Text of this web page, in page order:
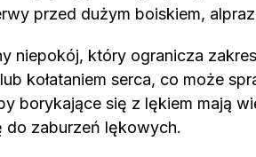
przed dużym boiskiem,
niepokój, który ogranicza
kołataniem serca, co może
borykające się z lękiem mają
do zaburzeń lękowych.